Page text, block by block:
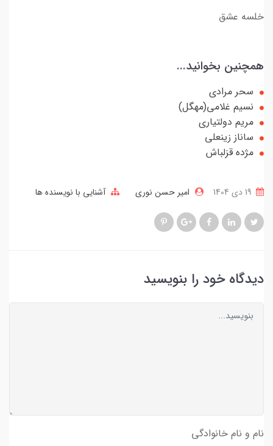
خلسه عشق
همچنین بخوانید...
سحر مرادی
نسیم غلامی(مهگل)
مریم دولتیاری
ساناز زینعلی
مژده قزلباش
امیر حسن نوری آشنایی با نویسنده ها
دیدگاه خود را بنویسید
نام و نام خانوادگی